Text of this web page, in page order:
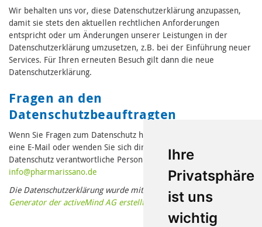
Ihre
Privatsphäre
ist uns
wichtig
Wir behalten uns vor, diese Datenschutzerklärung anzupassen,
damit sie stets den aktuellen rechtlichen Anforderungen
entspricht oder um Änderungen unserer Leistungen in der
Datenschutzerklärung umzusetzen, z.B. bei der Einführung neuer
Services. Für Ihren erneuten Besuch gilt dann die neue
Datenschutzerklärung.
Fragen an den
Datenschutzbeauftragten
Wenn Sie Fragen zum Datenschutz haben, schreiben Sie uns bitte
eine E-Mail oder wenden Sie sich direkt an die für den
Datenschutz verantwortliche Person in unserer Organisation:
info@pharmarissano.de
Die Datenschutzerklärung wurde mit dem
Datenschutzerklärungs-
Generator der activeMind AG erstellt